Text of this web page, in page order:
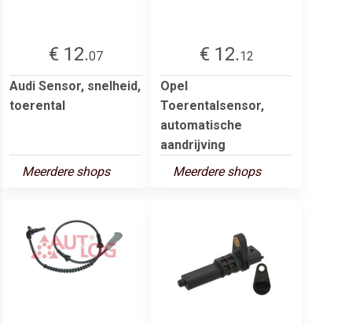
€ 12.07
Audi Sensor, snelheid,
toerental
Meerdere shops
€ 12.12
Opel
Toerentalsensor,
automatische
aandrijving
Meerdere shops